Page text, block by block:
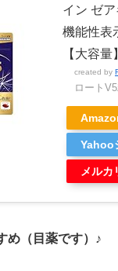
イン ゼ
機能性表
【大容量】
created by
ロート
Yahoo
メルカ
め（目薬です）♪